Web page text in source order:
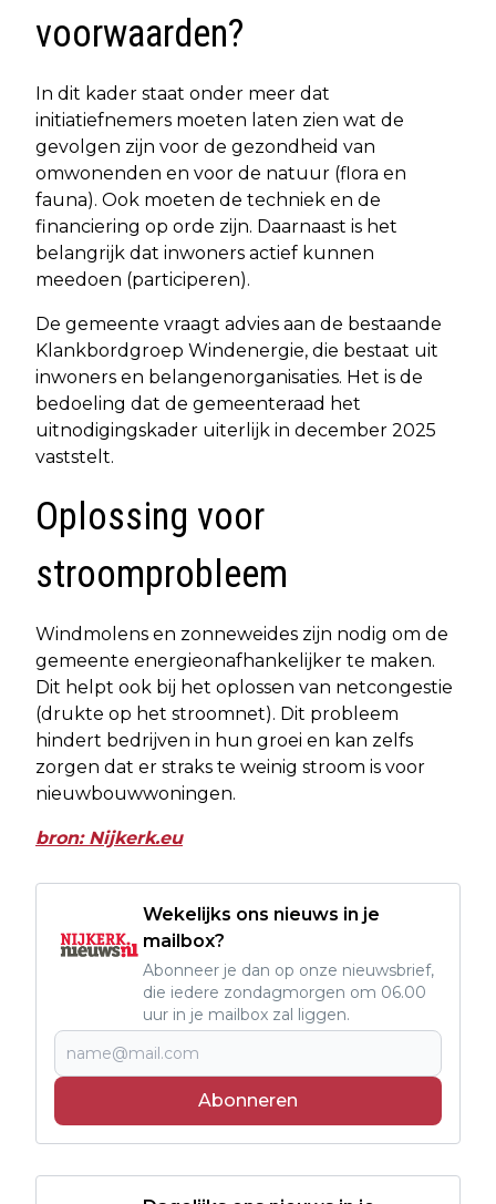
voorwaarden?
In dit kader staat onder meer dat
initiatiefnemers moeten laten zien wat de
gevolgen zijn voor de gezondheid van
omwonenden en voor de natuur (flora en
fauna). Ook moeten de techniek en de
financiering op orde zijn. Daarnaast is het
belangrijk dat inwoners actief kunnen
meedoen (participeren).
De gemeente vraagt advies aan de bestaande
Klankbordgroep Windenergie, die bestaat uit
inwoners en belangenorganisaties. Het is de
bedoeling dat de gemeenteraad het
uitnodigingskader uiterlijk in december 2025
vaststelt.
Oplossing voor
stroomprobleem
Windmolens en zonneweides zijn nodig om de
gemeente energieonafhankelijker te maken.
Dit helpt ook bij het oplossen van netcongestie
(drukte op het stroomnet). Dit probleem
hindert bedrijven in hun groei en kan zelfs
zorgen dat er straks te weinig stroom is voor
nieuwbouwwoningen.
bron: Nijkerk.eu
Wekelijks ons nieuws in je
mailbox?
Abonneer je dan op onze nieuwsbrief,
die iedere zondagmorgen om 06.00
uur in je mailbox zal liggen.
Abonneren